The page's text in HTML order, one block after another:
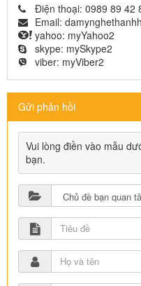
Điện thoại: 0989 89 42
Email:
yahoo: myYahoo2
skype: mySkype2
viber: myViber2
Gửi phản hồi
Vui lòng điền vào mẫu
bạn.